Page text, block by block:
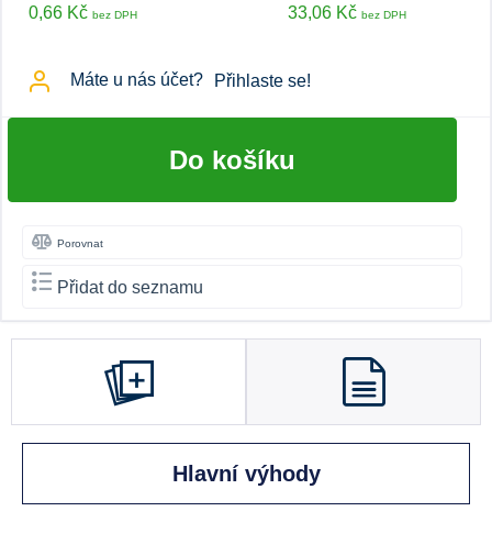
0,66 Kč bez DPH 33,06 Kč bez DPH
Máte u nás účet? Přihlaste se!
Do košíku
Porovnat
Přidat do seznamu
Hlavní výhody